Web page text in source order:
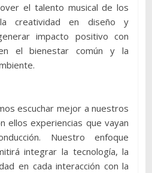
el talento musical de los
creatividad en diseño y
impacto positivo con
el bienestar común y la
escuchar mejor a nuestros
ellos experiencias que vayan
Nuestro enfoque
integrar la tecnología, la
en cada interacción con la